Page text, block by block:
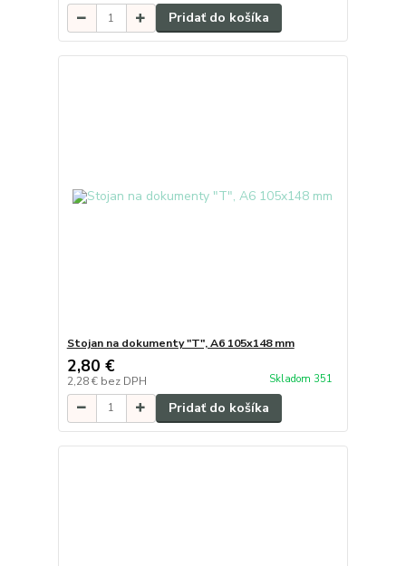
Pridať do košíka
Stojan na dokumenty "T", A6 105x148 mm
2,80 €
2,28 € bez DPH Skladom 351
Pridať do košíka